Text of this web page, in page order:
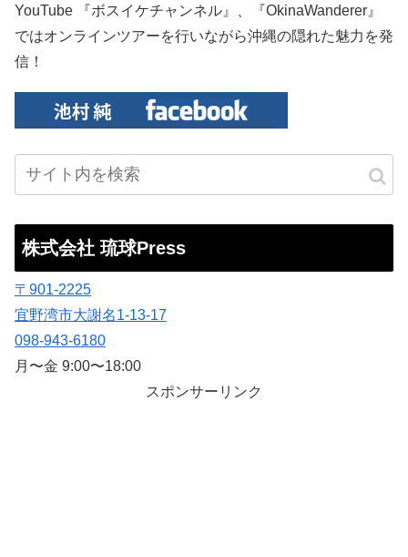
YouTube 『ボスイケチャンネル』、『OkinaWanderer』
ではオンラインツアーを行いながら沖縄の隠れた魅力を発
信！
株式会社 琉球Press
〒901-2225
宜野湾市大謝名1-13-17
098-943-6180
月〜金 9:00〜18:00
スポンサーリンク